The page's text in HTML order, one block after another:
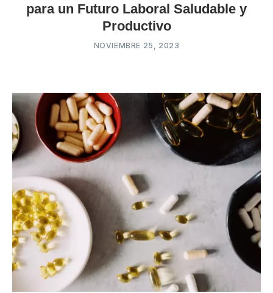
para un Futuro Laboral Saludable y
Productivo
NOVIEMBRE 25, 2023